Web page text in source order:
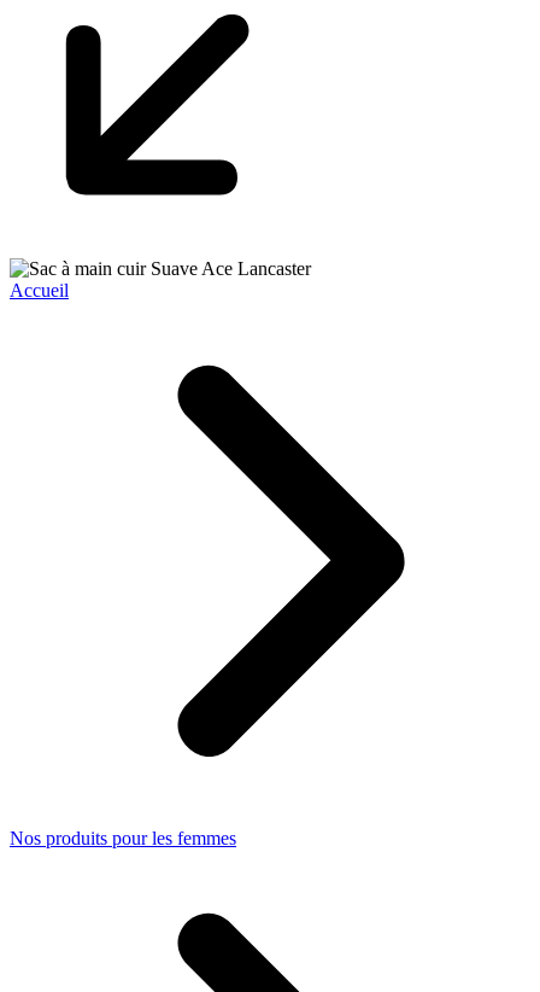
Accueil
Nos produits pour les femmes